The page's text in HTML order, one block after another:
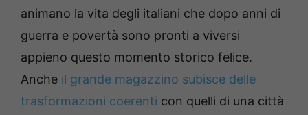
animano la vita degli italiani che dopo anni di
guerra e povertà sono pronti a viversi
appieno questo momento storico felice.
Anche il grande magazzino subisce delle
trasformazioni coerenti con quelli di una città